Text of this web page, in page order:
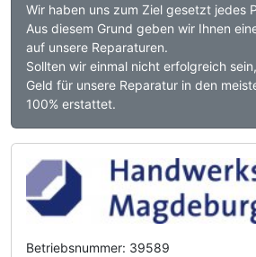
Wir haben uns zum Ziel gesetzt jedes
Aus diesem Grund geben wir Ihnen
auf unsere Reparaturen.
Sollten wir einmal nicht erfolgreich
Geld für unsere Reparatur in den
100% erstattet.
Betriebsnummer: 39589